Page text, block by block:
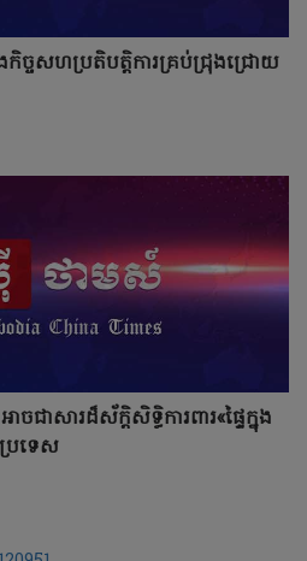
ងកិច្ចសហប្រតិបត្តិការគ្រប់ជ្រុងជ្រោយ
ជាសារដ៏ស័ក្តិសិទ្ធិការពារ«ផ្ទៃក្នុង
រទេស